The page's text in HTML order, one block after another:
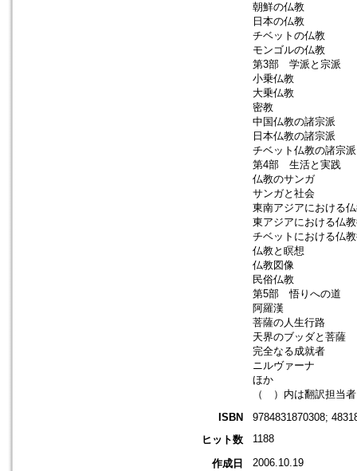
朝鮮の仏教 バ
日本の仏教
チベットの仏教
モンゴルの仏教
第3部 学派と宗派
小乗仏教 バロ
大乗仏教 中
密教 ウェイ
中国仏教の諸宗派
日本仏教の諸宗
チベット仏教の諸宗
第4部 生活と実践
仏教のサンガ ベ
サンガと社会 セ
東南アジアにおける
東アジアにおける
チベットにおける
仏教と瞑想 キ
仏教図像 ゴーリ
民俗仏教 スウ
第5部 悟りへの道
阿羅漢 スウェ
菩薩の人生行路
天界のブッダと菩
完全なる成就者
ニルヴァーナ カ
ほか
（ ）内は翻訳担当者
ISBN
9784831870308;
ヒット数
1188
作成日 2006.10.19